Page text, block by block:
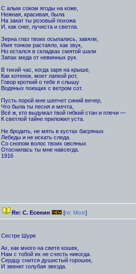
С алым соком ягоды на коже,
Нежная, красивая, была
На закат ты розовый похожа
И, как снег, лучиста и светла.
Зерна глаз твоих осыпались, завяли,
Имя тонкое растаяло, как звук,
Но остался в складках смятой шали
Запах меда от невинных рук.
В тихий час, когда заря на крыше,
Как котенок, моет лапкой рот,
Говор кроткий о тебе я слышу
Водяных поющих с ветром сот.
Пусть порой мне шепчет синий вечер,
Что была ты песня и мечта,
Всё ж, кто выдумал твой гибкий стан и плечи —
К светлой тайне приложил уста.
Не бродить, не мять в кустах багряных
Лебеды и не искать следа.
Со снопом волос твоих овсяных
Отоснилась ты мне навсегда.
1916
Re: С. Есенин [re: Мозг]
Сестре Шуре
Ах, как много на свете кошек,
Нам с тобой их не счесть никогда.
Сердцу снится душистый горошек,
И звенит голубая звезда.